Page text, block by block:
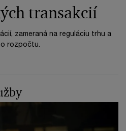
transakcií
zameraná na reguláciu trhu a
rozpočtu.